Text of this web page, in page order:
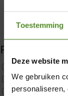
Toestemming
Deze website
We gebruiken
Filter
Uncategorized
2x p650 1pers
Custom